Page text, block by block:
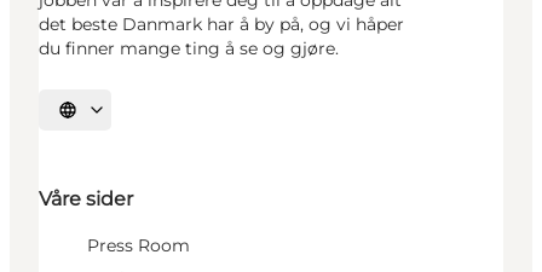
det beste Danmark har å by på, og vi håper
du finner mange ting å se og gjøre.
Velg språk
Våre sider
Press Room